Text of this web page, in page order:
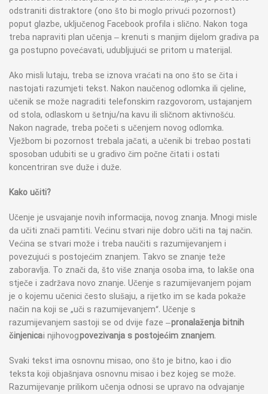
odstraniti distraktore (ono što bi moglo privući pozornost)
poput glazbe, uključenog Facebook profila i slično. Nakon toga
treba napraviti plan učenja – krenuti s manjim dijelom gradiva pa
ga postupno povećavati, udubljujući se pritom u materijal.
Ako misli lutaju, treba se iznova vraćati na ono što se čita i
nastojati razumjeti tekst. Nakon naučenog odlomka ili cjeline,
učenik se može nagraditi telefonskim razgovorom, ustajanjem
od stola, odlaskom u šetnju/na kavu ili sličnom aktivnošću.
Nakon nagrade, treba početi s učenjem novog odlomka.
Vježbom bi pozornost trebala jačati, a učenik bi trebao postati
sposoban udubiti se u gradivo čim počne čitati i ostati
koncentriran sve duže i duže.
Kako učiti?
Učenje je usvajanje novih informacija, novog znanja. Mnogi misle
da učiti znači pamtiti. Većinu stvari nije dobro učiti na taj način.
Većina se stvari može i treba naučiti s razumijevanjem i
povezujući s postojećim znanjem. Takvo se znanje teže
zaboravlja. To znači da, što više znanja osoba ima, to lakše ona
stječe i zadržava novo znanje. Učenje s razumijevanjem pojam
je o kojemu učenici često slušaju, a rijetko im se kada pokaže
način na koji se „uči s razumijevanjem“. Učenje s
razumijevanjem sastoji se od dvije faze –pronalaženja bitnih
činjenicai njihovogpovezivanja s postojećim znanjem.
Svaki tekst ima osnovnu misao, ono što je bitno, kao i dio
teksta koji objašnjava osnovnu misao i bez kojeg se može.
Razumijevanje prilikom učenja odnosi se upravo na odvajanje